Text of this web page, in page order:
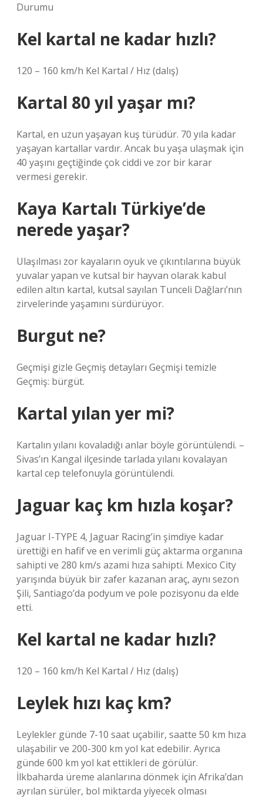
Durumu
Kel kartal ne kadar hızlı?
120 – 160 km/h Kel Kartal / Hız (dalış)
Kartal 80 yıl yaşar mı?
Kartal, en uzun yaşayan kuş türüdür. 70 yıla kadar
yaşayan kartallar vardır. Ancak bu yaşa ulaşmak için
40 yaşını geçtiğinde çok ciddi ve zor bir karar
vermesi gerekir.
Kaya Kartalı Türkiye’de
nerede yaşar?
Ulaşılması zor kayaların oyuk ve çıkıntılarına büyük
yuvalar yapan ve kutsal bir hayvan olarak kabul
edilen altın kartal, kutsal sayılan Tunceli Dağları’nın
zirvelerinde yaşamını sürdürüyor.
Burgut ne?
Geçmişi gizle Geçmiş detayları Geçmişi temizle
Geçmiş: bürgüt.
Kartal yılan yer mi?
Kartalın yılanı kovaladığı anlar böyle görüntülendi. –
Sivas’ın Kangal ilçesinde tarlada yılanı kovalayan
kartal cep telefonuyla görüntülendi.
Jaguar kaç km hızla koşar?
Jaguar I-TYPE 4, Jaguar Racing’in şimdiye kadar
ürettiği en hafif ve en verimli güç aktarma organına
sahipti ve 280 km/s azami hıza sahipti. Mexico City
yarışında büyük bir zafer kazanan araç, aynı sezon
Şili, Santiago’da podyum ve pole pozisyonu da elde
etti.
Kel kartal ne kadar hızlı?
120 – 160 km/h Kel Kartal / Hız (dalış)
Leylek hızı kaç km?
Leylekler günde 7-10 saat uçabilir, saatte 50 km hıza
ulaşabilir ve 200-300 km yol kat edebilir. Ayrıca
günde 600 km yol kat ettikleri de görülür.
İlkbaharda üreme alanlarına dönmek için Afrika’dan
ayrılan sürüler, bol miktarda yiyecek olması